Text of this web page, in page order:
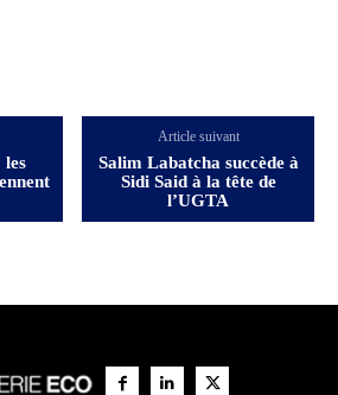
les
Article suivant
Salim Labatcha succède à
Sidi Said à la tête de
l’UGTA